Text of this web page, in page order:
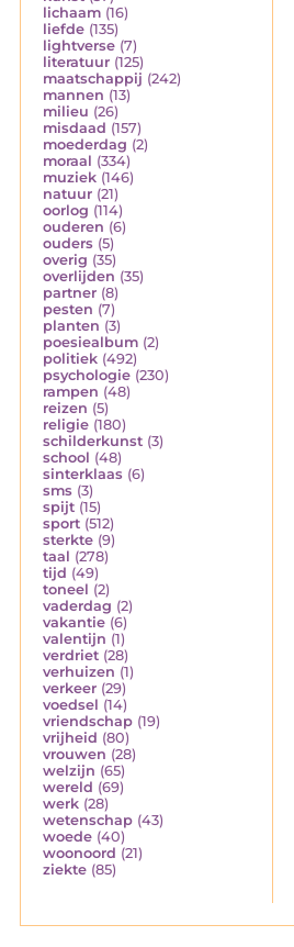
lichaam (16)
liefde (135)
lightverse (7)
literatuur (125)
maatschappij (242)
mannen (13)
milieu (26)
misdaad (157)
moederdag (2)
moraal (334)
muziek (146)
natuur (21)
oorlog (114)
ouderen (6)
ouders (5)
overig (35)
overlijden (35)
partner (8)
pesten (7)
planten (3)
poesiealbum (2)
politiek (492)
psychologie (230)
rampen (48)
reizen (5)
religie (180)
schilderkunst (3)
school (48)
sinterklaas (6)
sms (3)
spijt (15)
sport (512)
sterkte (9)
taal (278)
tijd (49)
toneel (2)
vaderdag (2)
vakantie (6)
valentijn (1)
verdriet (28)
verhuizen (1)
verkeer (29)
voedsel (14)
vriendschap (19)
vrijheid (80)
vrouwen (28)
welzijn (65)
wereld (69)
werk (28)
wetenschap (43)
woede (40)
woonoord (21)
ziekte (85)